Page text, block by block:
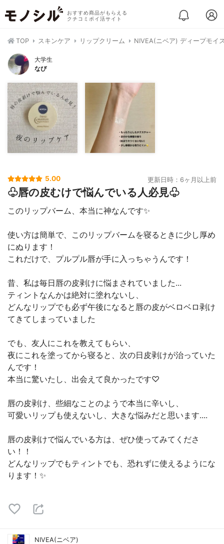
おすすめ商品がもらえる
クチコミポイ活サイト
TOP スキンケア リップクリーム NIVEA(ニベア) ディープモイ
大学生
なぴ
5.00 更新日時：6ヶ月以上前
♧唇の皮むけで悩んでいる人必見♧
このリップバーム、本当に神なんです✨
使い方は簡単で、このリップバームを寝るときに少し厚め
にぬります！
これだけで、プルプル唇が手に入っちゃうんです！
昔、私は毎日唇の皮剥けに悩まされていました...
ティントなんかは絶対に塗れないし、
どんなリップでも必ず午後になると唇の皮がベロベロ剥け
てきてしまっていました
でも、友人にこれを教えてもらい、
夜にこれを塗ってから寝ると、次の日皮剥けが治っていた
んです！
本当に驚いたし、出会えて良かったです♡
唇の皮剥け、些細なことのようで本当に辛いし、
可愛いリップも使えないし、大きな悩みだと思います....
唇の皮剥けで悩んでいる方は、ぜひ使ってみてくださ
い！！
どんなリップでもティントでも、恐れずに使えるようにな
ります！✨
NIVEA(ニベア)